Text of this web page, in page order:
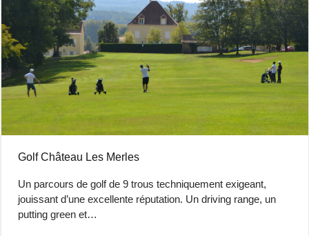
Golf Château Les Merles
Un parcours de golf de 9 trous techniquement exigeant,
jouissant d’une excellente réputation. Un driving range, un
putting green et…